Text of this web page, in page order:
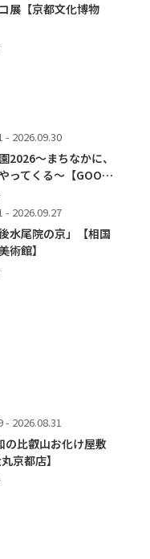
展【京都文化博物
- 2026.09.30
2026～まちなかに、
ってくる～【GOO…
- 2026.09.27
水尾院の京」【相国
術館】
- 2026.08.31
の比叡山お化け屋敷
京都店】